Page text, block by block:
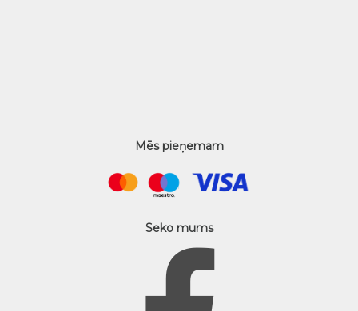
Mēs pieņemam
Seko mums